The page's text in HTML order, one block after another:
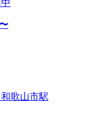
歌山市駅